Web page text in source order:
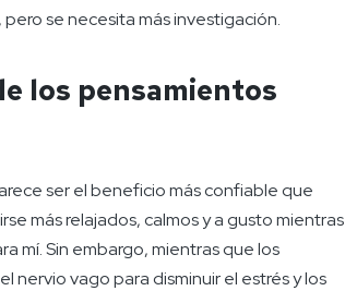
se necesita más investigación.
los pensamientos
ser el beneficio más confiable que
más relajados, calmos y a gusto mientras
mí. Sin embargo, mientras que los
nervio vago para disminuir el estrés y los